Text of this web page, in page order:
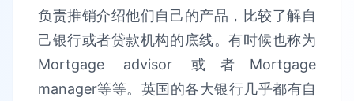
负责推销介绍他们自己的产品，比较了解自
己银行或者贷款机构的底线。有时候也称为
Mortgage advisor 或者Mortgage
manager等等。英国的各大银行几乎都有自